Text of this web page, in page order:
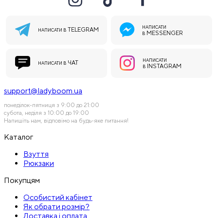
НАПИСАТИ В TELEGRAM
НАПИСАТИ
В MESSENGER
НАПИСАТИ В ЧАТ
НАПИСАТИ
В
INSTAGRAM
support@ladyboom.ua
понеділок-пятниця з 9:00 до 21:00
субота, неділя з 10:00 до 19:00
Напишіть нам, відповімо на будь-яке питання!
Каталог
Взуття
Рюкзаки
Покупцям
Особистий кабінет
Як обрати розмір?
Доставка і оплата